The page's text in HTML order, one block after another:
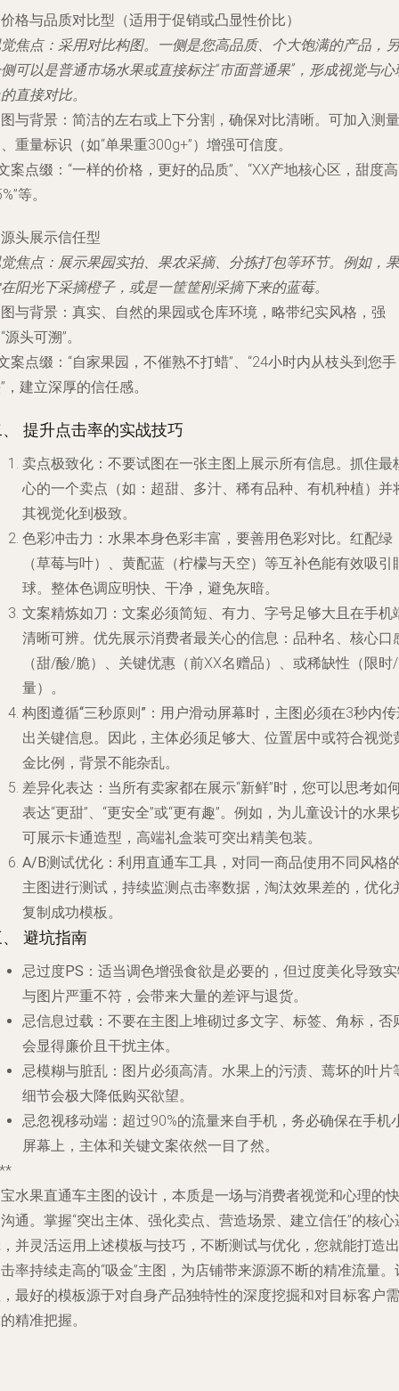
格与品质对比型（适用于促销或凸显性价比）
焦点：采用对比构图。一侧是您高品质、个大饱满的产品，另
可以是普通市场水果或直接标注“市面普通果”，形成视觉与心
直接对比。
与背景 ：简洁的左右或上下分割，确保对比清晰。可加入测量
重量标识（如“单果重300g+”）增强可信度。
案点缀 ：“一样的价格，更好的品质”、“XX产地核心区，甜度
等。
头展示信任型
焦点：展示果园实拍、果农采摘、分拣打包等环节。例如，果
阳光下采摘橙子，或是一筐筐刚采摘下来的蓝莓。
与背景 ：真实、自然的果园或仓库环境，略带纪实风格，强
源头可溯”。
案点缀 ：“自家果园，不催熟不打蜡”、“24小时内从枝头到您手
，建立深厚的信任感。
提升点击率的实战技巧
卖点极致化 ：不要试图在一张主图上展示所有信息。抓住最
心的一个卖点（如：超甜、多汁、稀有品种、有机种植）并
其视觉化到极致。
色彩冲击力 ：水果本身色彩丰富，要善用色彩对比。红配绿
（草莓与叶）、黄配蓝（柠檬与天空）等互补色能有效吸引
球。整体色调应明快、干净，避免灰暗。
文案精炼如刀 ：文案必须简短、有力、字号足够大且在手机
清晰可辨。优先展示消费者最关心的信息：品种名、核心口
（甜/酸/脆）、关键优惠（前XX名赠品）、或稀缺性（限时
量）。
构图遵循“三秒原则” ：用户滑动屏幕时，主图必须在3秒内
出关键信息。因此，主体必须足够大、位置居中或符合视觉
金比例，背景不能杂乱。
差异化表达 ：当所有卖家都在展示“新鲜”时，您可以思考如
表达“更甜”、“更安全”或“更有趣”。例如，为儿童设计的水果
可展示卡通造型，高端礼盒装可突出精美包装。
A/B测试优化 ：利用直通车工具，对同一商品使用不同风格
主图进行测试，持续监测点击率数据，淘汰效果差的，优化
复制成功模板。
避坑指南
忌过度PS ：适当调色增强食欲是必要的，但过度美化导致
与图片严重不符，会带来大量的差评与退货。
忌信息过载 ：不要在主图上堆砌过多文字、标签、角标，否
会显得廉价且干扰主体。
忌模糊与脏乱 ：图片必须高清。水果上的污渍、蔫坏的叶片
细节会极大降低购买欲望。
忌忽视移动端 ：超过90%的流量来自手机，务必确保在手机
屏幕上，主体和关键文案依然一目了然。
水果直通车主图的设计，本质是一场与消费者视觉和心理的快
通。掌握“突出主体、强化卖点、营造场景、建立信任”的核心
并灵活运用上述模板与技巧，不断测试与优化，您就能打造出
率持续走高的“吸金”主图，为店铺带来源源不断的精准流量。
最好的模板源于对自身产品独特性的深度挖掘和对目标客户需
精准把握。